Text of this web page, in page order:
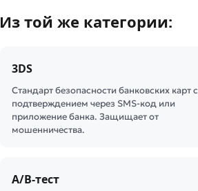
Из той же категории:
3DS
Стандарт безопасности банковских карт с
подтверждением через SMS-код или
приложение банка. Защищает от
мошенничества.
A/B-тест